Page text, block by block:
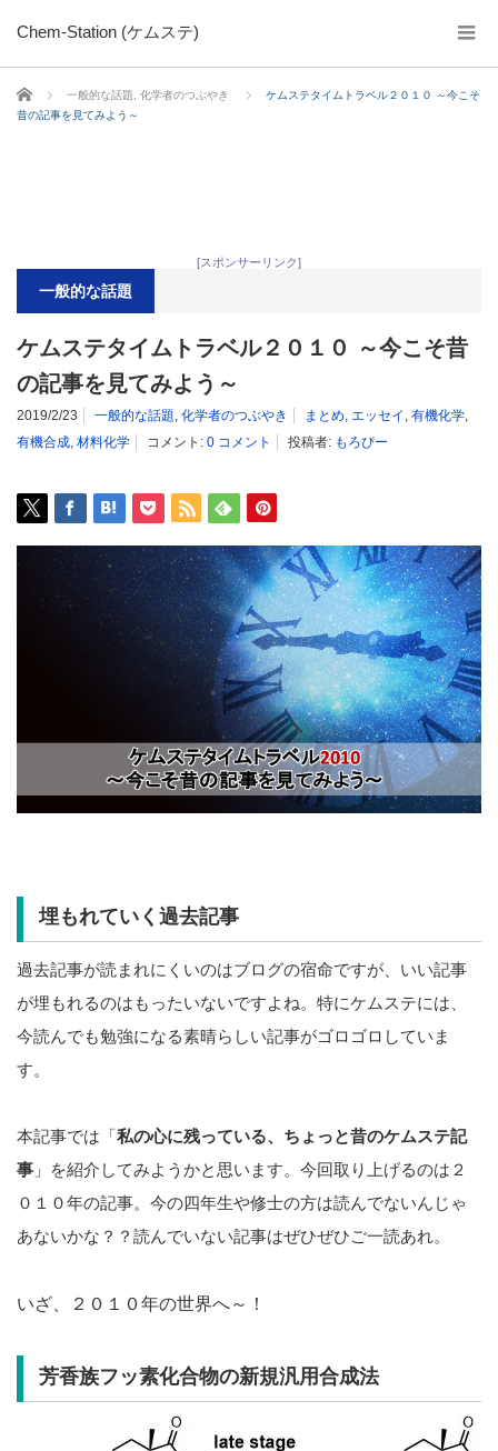
Chem-Station (ケムステ)
ホーム 一般的な話題 化学者のつぶやき
ケムステタイムトラベル２０１０ ～今こそ
昔の記事を見てみよう～
[スポンサーリンク]
一般的な話題
ケムステタイムトラベル２０１０ ～今こそ昔
の記事を見てみよう～
2019/2/23 一般的な話題, 化学者のつぶやき まとめ, エッセイ , 有機化学,
有機合成, 材料化学 コメント: 0 コメント 投稿者: もろぴー
埋もれていく過去記事
過去記事が読まれにくいのはブログの宿命ですが、いい記事
が埋もれるのはもったいないですよね。特にケムステには、
今読んでも勉強になる素晴らしい記事がゴロゴロしていま
す。
本記事では「私の心に残っている、ちょっと昔のケムステ記
事 」を紹介してみようかと思います。今回取り上げるのは２
０１０年の記事。今の四年生や修士の方は読んでないんじゃ
あないかな？？読んでいない記事はぜひぜひご一読あれ。
いざ、２０１０年の世界へ～！
芳香族フッ素化合物の新規汎用合成法